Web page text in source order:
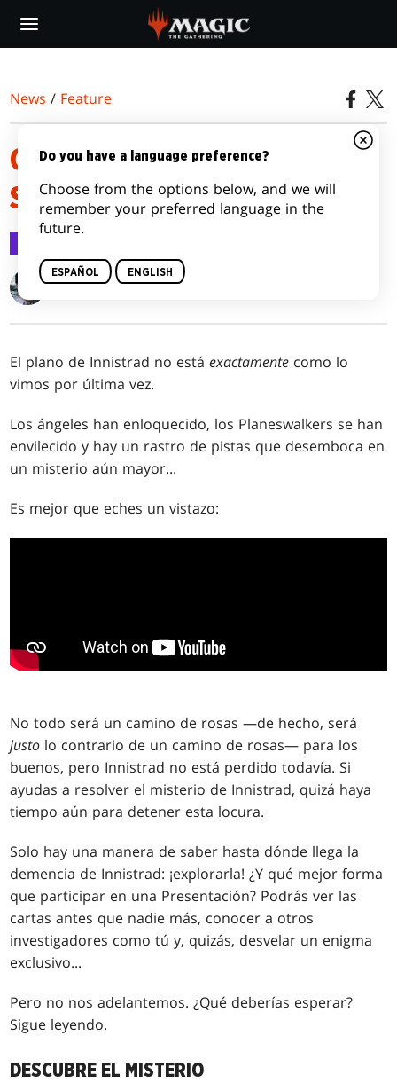
main
News / Feature
GUÍA DE LA PRESENTACIÓN DE
SOMBRAS SOBRE INNISTRAD
Gavin Verhey
El plano de Innistrad no estáexactamente como lo
vimos por última vez.
Los ángeles han enloquecido, los Planeswalkers se han
envilecido y hay un rastro de pistas que desemboca en
un misterio aún mayor...
Es mejor que eches un vistazo:
No todo será un camino de rosas —de hecho, será
justo lo contrario de un camino de rosas— para los
buenos, pero Innistrad no está perdido todavía. Si
ayudas a resolver el misterio de Innistrad, quizá haya
tiempo aún para detener esta locura.
Solo hay una manera de saber hasta dónde llega la
demencia de Innistrad: ¡explorarla! ¿Y qué mejor forma
que participar en una Presentación? Podrás ver las
cartas antes que nadie más, conocer a otros
investigadores como tú y, quizás, desvelar un enigma
exclusivo...
Pero no nos adelantemos. ¿Qué deberías esperar?
Sigue leyendo.
DESCUBRE EL MISTERIO
Do you have a language preference?
Choose from the options below, and we will
remember your preferred language in the
future.
ESPAÑOL ENGLISH